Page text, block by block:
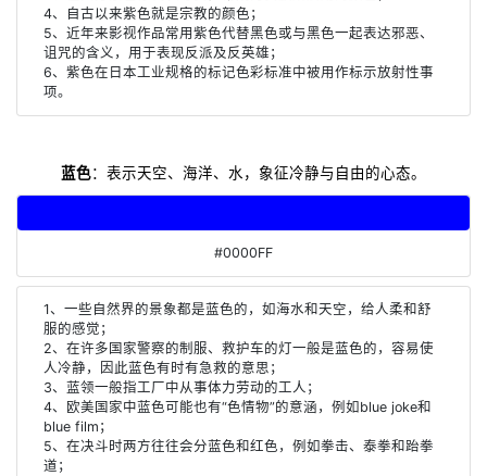
4、自古以来紫色就是宗教的颜色；
5、近年来影视作品常用紫色代替黑色或与黑色一起表达邪恶、
诅咒的含义，用于表现反派及反英雄；
6、紫色在日本工业规格的标记色彩标准中被用作标示放射性事
项。
蓝色：表示天空、海洋、水，象征冷静与自由的心态。
#0000FF
1、一些自然界的景象都是蓝色的，如海水和天空，给人柔和舒
服的感觉；
2、在许多国家警察的制服、救护车的灯一般是蓝色的，容易使
人冷静，因此蓝色有时有急救的意思；
3、蓝领一般指工厂中从事体力劳动的工人；
4、欧美国家中蓝色可能也有“色情物”的意涵，例如blue joke和
blue film；
5、在决斗时两方往往会分蓝色和红色，例如拳击、泰拳和跆拳
道；